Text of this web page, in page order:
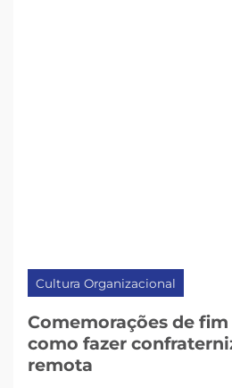
Cultura Organizacional
Comemorações de fim
como fazer
remota